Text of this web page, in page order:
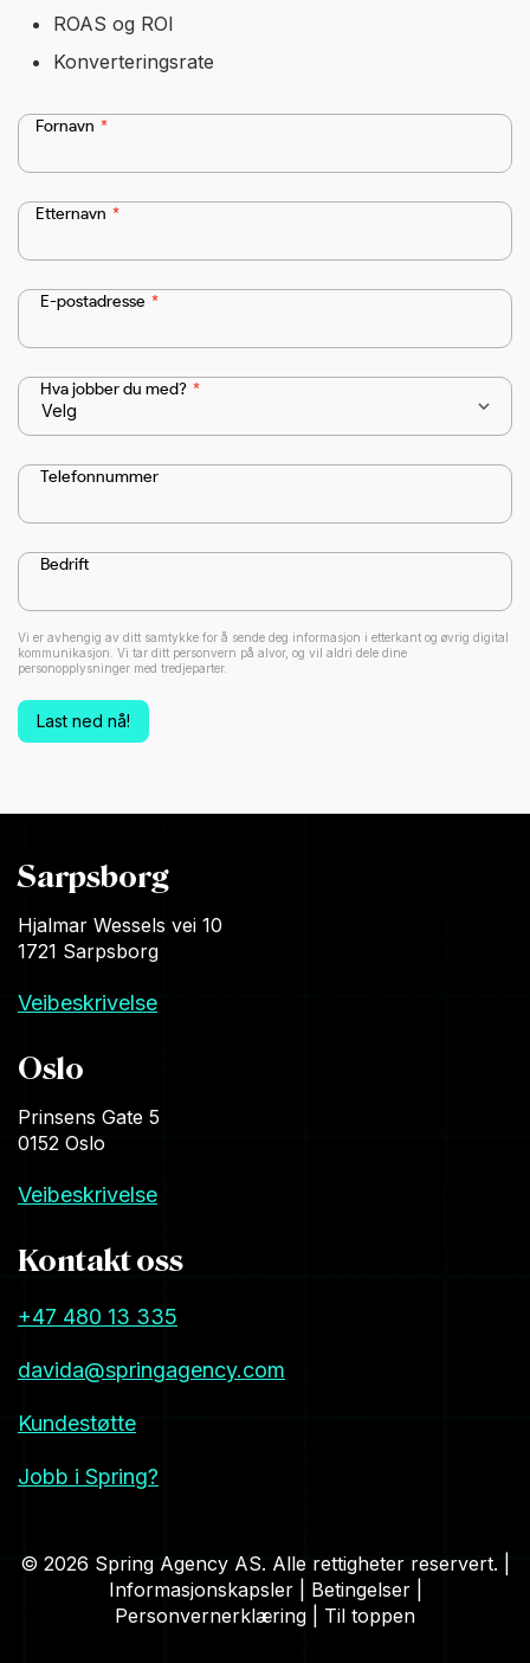
ROAS og ROI
Konverteringsrate
Fornavn *
Etternavn *
E-postadresse *
Hva jobber du med? *
Telefonnummer
Bedrift
Vi er avhengig av ditt samtykke for å sende deg informasjon i etterkant og øvrig digital
kommunikasjon. Vi tar ditt personvern på alvor, og vil aldri dele dine
personopplysninger med tredjeparter.
Sarpsborg
Hjalmar Wessels vei 10
1721 Sarpsborg
Veibeskrivelse
Oslo
Prinsens Gate 5
0152 Oslo
Veibeskrivelse
Kontakt oss
+47 480 13 335
davida@springagency.com
Kundestøtte
Jobb i Spring?
© 2026 Spring Agency AS. Alle rettigheter reservert. |
Informasjonskapsler
Betingelser
Personvernerklæring
Til toppen